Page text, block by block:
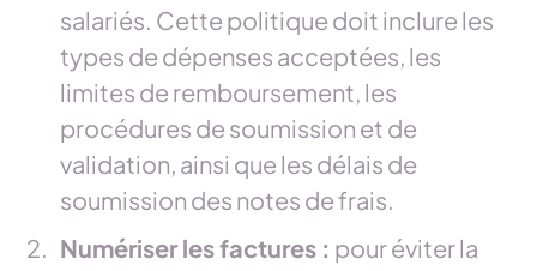
salariés. Cette politique doit inclure les
types de dépenses acceptées, les
limites de remboursement, les
procédures de soumission et de
validation, ainsi que les délais de
soumission des notes de frais.
Numériser les factures : pour éviter la